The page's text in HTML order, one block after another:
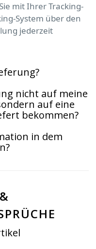
mit Ihrer Tracking-
System über den
jederzeit
nicht auf meine
auf eine
bekommen?
in dem